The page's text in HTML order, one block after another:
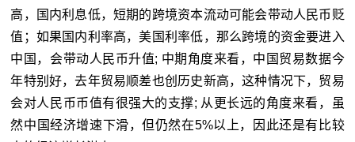
高，国内利息低，短期的跨境资本流动可能会带动人民币贬
值；如果国内利率高，美国利率低，那么跨境的资金要进入
中国，会带动人民币升值; 中期角度来看，中国贸易数据今
年特别好，去年贸易顺差也创历史新高，这种情况下，贸易
会对人民币币值有很强大的支撑; 从更长远的角度来看，虽
然中国经济增速下滑，但仍然在5%以上，因此还是有比较